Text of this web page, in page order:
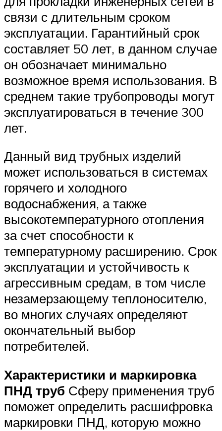
связи с длительным сроком
эксплуатации. Гарантийный срок
составляет 50 лет, в данном случае
он обозначает минимально
возможное время использования. В
среднем такие трубопроводы могут
эксплуатироваться в течение 300
лет.
Данный вид трубных изделий
может использоваться в системах
горячего и холодного
водоснабжения, а также
высокотемпературного отопления
за счет способности к
температурному расширению. Срок
эксплуатации и устойчивость к
агрессивным средам, в том числе
незамерзающему теплоносителю,
во многих случаях определяют
окончательный выбор
потребителей.
Характеристики и маркировка
ПНД труб Сферу применения труб
поможет определить расшифровка
маркировки ПНД, которую можно